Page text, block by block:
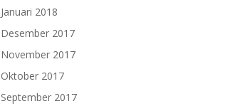
Januari 2018
Desember 2017
November 2017
Oktober 2017
September 2017